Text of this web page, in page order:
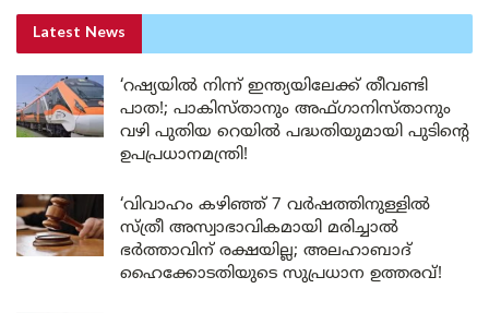
Latest News
‘റഷ്യയിൽ നിന്ന് ഇന്ത്യയിലേക്ക് തീവണ്ടി
പാത!; പാകിസ്താനും അഫ്ഗാനിസ്താനും
വഴി പുതിയ റെയിൽ പദ്ധതിയുമായി പുടിന്റെ
ഉപപ്രധാനമന്ത്രി!
‘വിവാഹം കഴിഞ്ഞ് 7 വർഷത്തിനുള്ളിൽ
സ്ത്രീ അസ്വാഭാവികമായി മരിച്ചാൽ
ഭർത്താവിന് രക്ഷയില്ല; അലഹാബാദ്
ഹൈക്കോടതിയുടെ സുപ്രധാന ഉത്തരവ്!